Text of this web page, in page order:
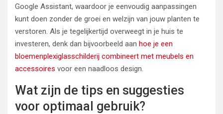
Google Assistant, waardoor je eenvoudig aanpassingen
kunt doen zonder de groei en welzijn van jouw planten te
verstoren. Als je tegelijkertijd overweegt in je huis te
investeren, denk dan bijvoorbeeld aan hoe je een
bloemenplexiglasschilderij combineert met meubels en
accessoires voor een naadloos design.
Wat zijn de tips en suggesties
voor optimaal gebruik?